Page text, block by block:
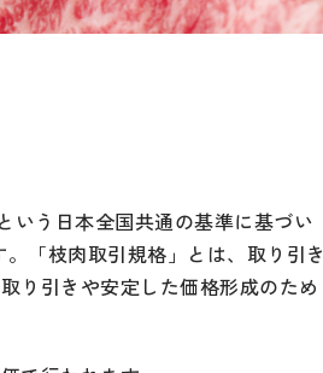
いう日本全国共通の基準に基づい
「枝肉取引規格」とは、取り引き
り引きや安定した価格形成のため